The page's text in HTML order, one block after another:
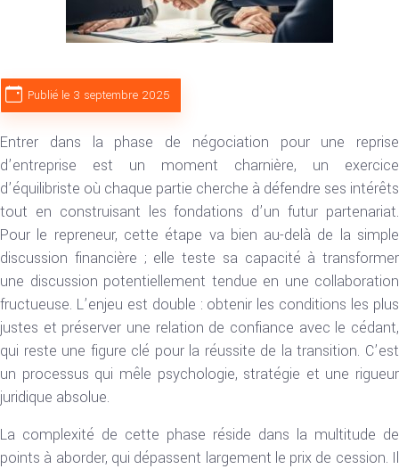
Publié le 3 septembre 2025
Entrer dans la phase de négociation pour une reprise
d’entreprise est un moment charnière, un exercice
d’équilibriste où chaque partie cherche à défendre ses intérêts
tout en construisant les fondations d’un futur partenariat.
Pour le repreneur, cette étape va bien au-delà de la simple
discussion financière ; elle teste sa capacité à transformer
une discussion potentiellement tendue en une collaboration
fructueuse. L’enjeu est double : obtenir les conditions les plus
justes et préserver une relation de confiance avec le cédant,
qui reste une figure clé pour la réussite de la transition. C’est
un processus qui mêle psychologie, stratégie et une rigueur
juridique absolue.
La complexité de cette phase réside dans la multitude de
points à aborder, qui dépassent largement le prix de cession. Il